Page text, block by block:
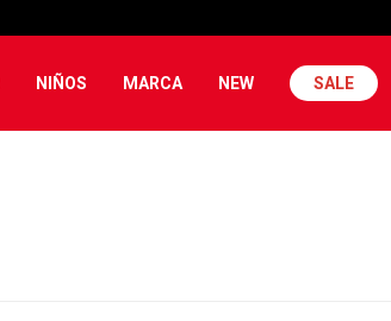
NIÑOS MARCA NEW SALE